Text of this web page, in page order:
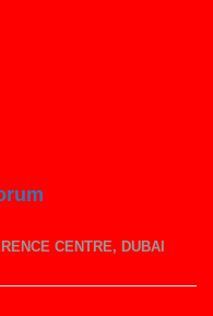
CENTRE, DUBAI